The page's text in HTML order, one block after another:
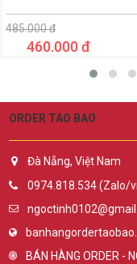
485.000 đ
460.000 đ
ORDER TAO BAO
Đà Nẵng, Việt Nam
0974.818.534 (Zalo/
BÁN HÀNG ORDER -